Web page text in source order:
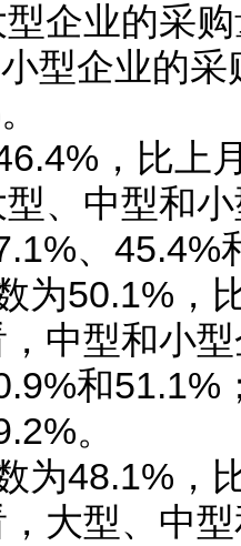
企业的采
型企业的
，比上
、中型和
、45.4%
50.1%，
中型和小
和51.1%
。
48.1%，
大型、中